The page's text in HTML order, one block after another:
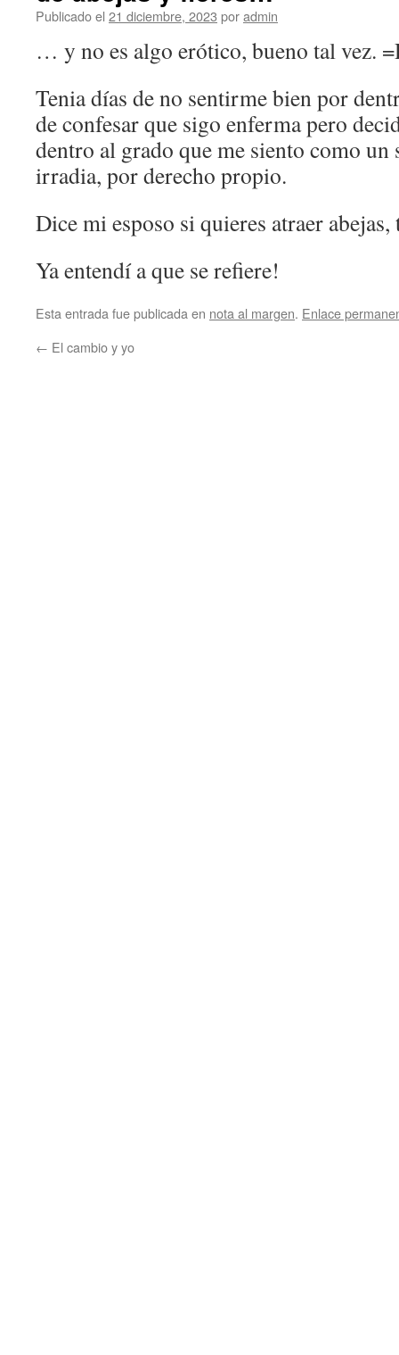
Publicado el 21 diciembre, 2023 poradmin
… y no es algo erótico, bueno tal vez.
Tenia días de no sentirme bien por
de confesar que sigo enferma pero
dentro al grado que me siento como un
irradia, por derecho propio.
Dice mi esposo si quieres atraer
Ya entendí a que se refiere!
Esta entrada fue publicada en nota al margen. Enlace
← El cambio y yo